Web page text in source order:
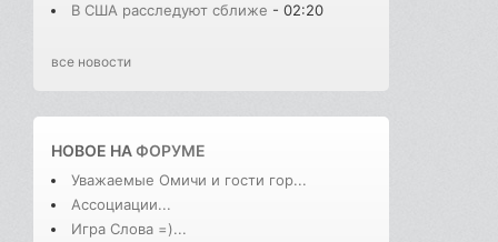
В США расследуют сближе - 02:20
все новости
НОВОЕ НАФОРУМЕ
Уважаемые Омичи и гости гор...
Ассоциации...
Игра Слова =)...